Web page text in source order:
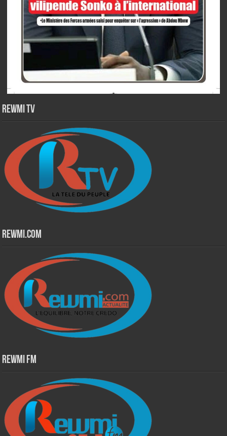
Rewmi TV
Rewmi.Com
Rewmi Fm